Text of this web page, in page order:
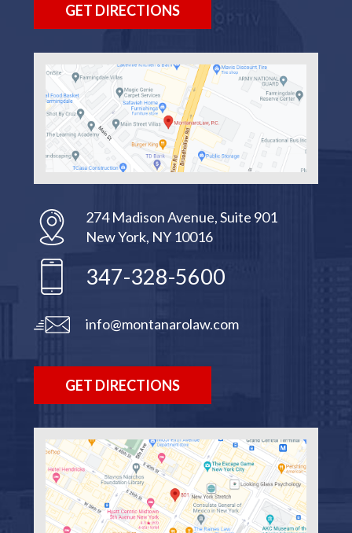
GET DIRECTIONS
274 Madison Avenue, Suite 901
New York, NY 10016
347-328-5600
info@montanarolaw.com
GET DIRECTIONS